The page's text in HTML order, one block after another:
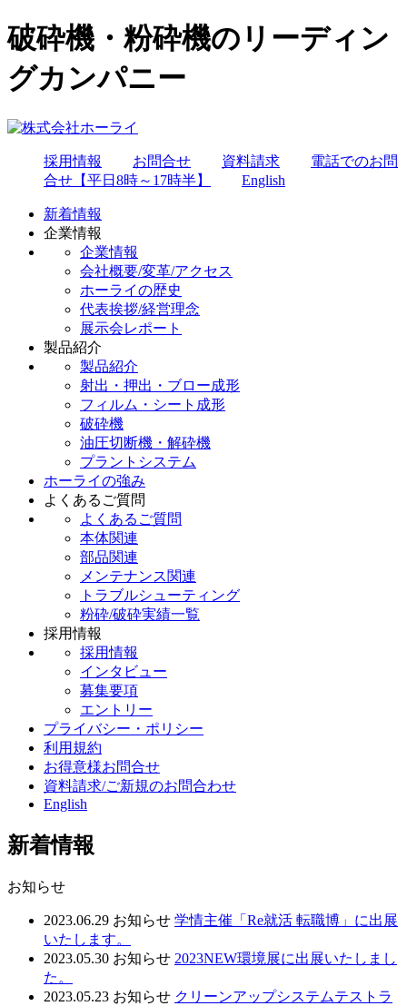
破砕機・粉砕機のリーディン
グカンパニー
採用情報 お問合せ 資料請求
電話でのお問
合せ【平日8時～17時半】
English
新着情報
企業情報
企業情報
会社概要/変革/アクセス
ホーライの歴史
代表挨拶/経営理念
展示会レポート
製品紹介
製品紹介
射出・押出・ブロー成形
フィルム・シート成形
破砕機
油圧切断機・解砕機
プラントシステム
ホーライの強み
よくあるご質問
よくあるご質問
本体関連
部品関連
メンテナンス関連
トラブルシューティング
粉砕/破砕実績一覧
採用情報
採用情報
インタビュー
募集要項
エントリー
プライバシー・ポリシー
利用規約
お得意様お問合せ
資料請求/ご新規のお問合わせ
English
新着情報
お知らせ
2023.06.29 お知らせ 学情主催「Re就活 転職博」に出展
いたします。
2023.05.30 お知らせ 2023NEW環境展に出展いたしまし
た。
2023.05.23 お知らせ クリーンアップシステムテストラ